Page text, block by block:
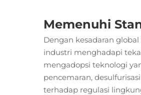
Memenuhi
Dengan kesadaran
industri menghadapi
mengadopsi teknologi
pencemaran,
terhadap regulasi